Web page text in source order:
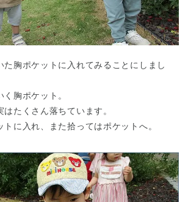
た胸ポケットに入れてみることにしまし
胸ポケット。
たくさん落ちています。
に入れ、また拾ってはポケットへ。